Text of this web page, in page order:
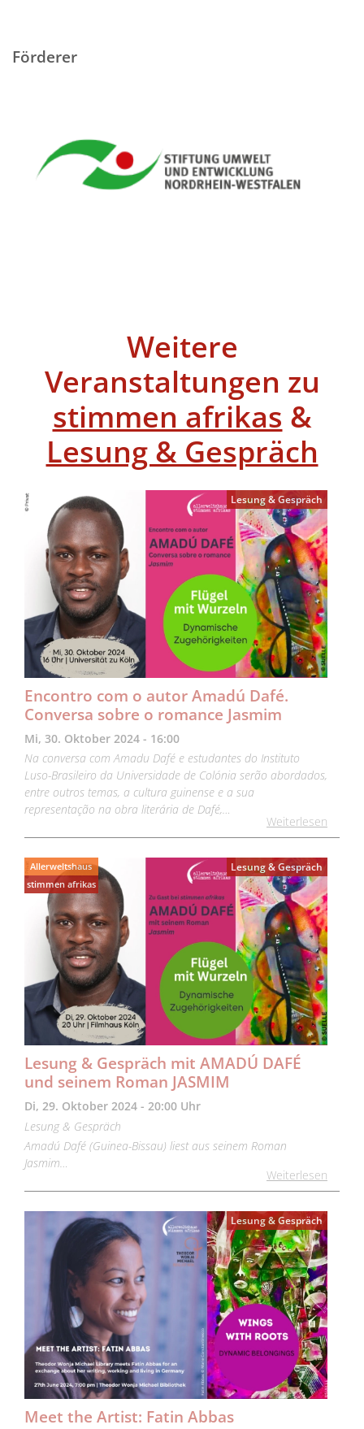
Förderer
Weitere
Veranstaltungen zu
stimmen afrikas &
Lesung & Gespräch
Lesung & Gespräch
Encontro com o autor Amadú Dafé.
Conversa sobre o romance Jasmim
Mi, 30. Oktober 2024 - 16:00
Na conversa com Amadu Dafé e estudantes do Instituto
Luso-Brasileiro da Universidade de Colónia serão abordados,
entre outros temas, a cultura guinense e a sua
representação na obra literária de Dafé,…
Weiterlesen
Allerweltshaus
stimmen afrikas
Lesung & Gespräch
Lesung & Gespräch mit AMADÚ DAFÉ
und seinem Roman JASMIM
Di, 29. Oktober 2024 - 20:00 Uhr
Lesung & Gespräch
Amadú Dafé (Guinea-Bissau) liest aus seinem Roman
Jasmim…
Weiterlesen
Lesung & Gespräch
Meet the Artist: Fatin Abbas